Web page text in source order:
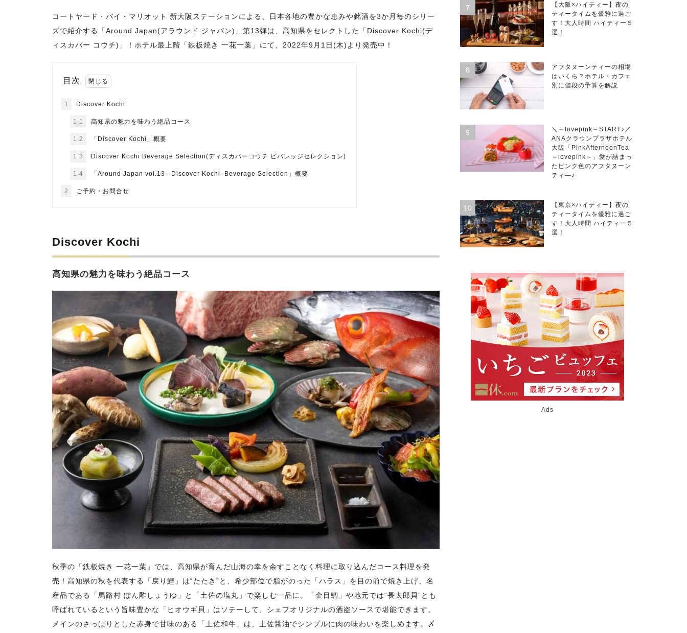
コートヤード・バイ・マリオット 新大阪ステーションによる、日本各地の豊かな恵みや銘酒を3か月毎のシリー
ズで紹介する「Around Japan(アラウンド ジャパン)」第13弾は、高知県をセレクトした「Discover Kochi(デ
ィスカバー コウチ)」！ホテル最上階「鉄板焼き 一花一葉」にて、2022年9月1日(木)より発売中！
目次
1 Discover Kochi
1.1 高知県の魅力を味わう絶品コース
1.2 「Discover Kochi」概要
1.3 Discover Kochi Beverage Selection(ディスカバーコウチ ビバレッジセレクション)
1.4 「Around Japan vol.13 –Discover Kochi–Beverage Selection」概要
2 ご予約・お問合せ
Discover Kochi
高知県の魅力を味わう絶品コース
秋季の「鉄板焼き 一花一葉」では、高知県が育んだ山海の幸を余すことなく料理に取り込んだコース料理を発
売！高知県の秋を代表する「戻り鰹」は“たたき”と、希少部位で脂がのった「ハラス」を目の前で焼き上げ、名
産品である「馬路村 ぽん酢しょうゆ」と「土佐の塩丸」で楽しむ一品に。「金目鯛」や地元では“長太郎貝”とも
呼ばれているという旨味豊かな「ヒオウギ貝」はソテーして、シェフオリジナルの酒盗ソースで堪能できます。
メインのさっぱりとした赤身で甘味のある「土佐和牛」は、土佐醤油でシンプルに肉の味わいを楽しめます。〆
【大阪×ハイティー】夜の
ティータイムを優雅に過ご
す！大人時間 ハイティー５
選！
アフタヌーンティーの相場
はいくら？ホテル・カフェ
別に値段の予算を解説
＼～lovepink～START♪／
ANAクラウンプラザホテル
大阪「PinkAfternoonTea
～lovepink～」愛が詰まっ
たピンク色のアフタヌーン
ティ―♪
【東京×ハイティー】夜の
ティータイムを優雅に過ご
す！大人時間 ハイティー５
選！
Ads